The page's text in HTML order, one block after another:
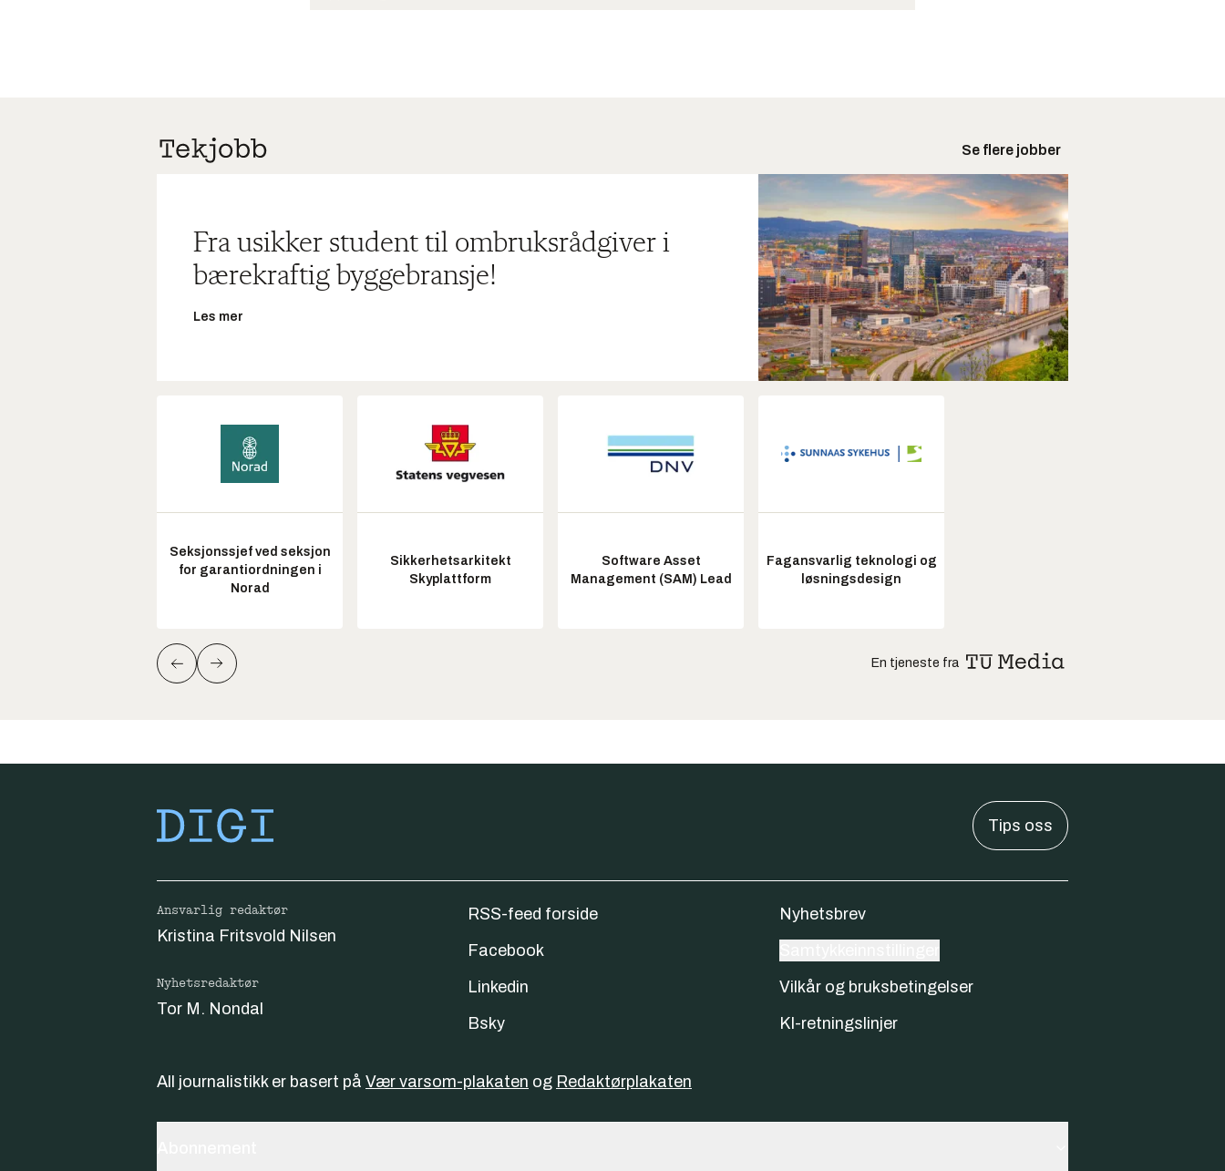
Se flere jobber
Fra usikker student til ombruksrådgiver i
bærekraftig byggebransje!
Les mer
Seksjonssjef ved seksjon
for garantiordningen i
Norad
Sikkerhetsarkitekt
Skyplattform
Software Asset
Management (SAM) Lead
Fagansvarlig teknologi og
løsningsdesign
En tjeneste fra
Tips oss
Ansvarlig redaktør
Kristina Fritsvold Nilsen
Nyhetsredaktør
Tor M. Nondal
RSS-feed forside
Facebook
Linkedin
Bsky
Nyhetsbrev
Vilkår og bruksbetingelser
KI-retningslinjer
All journalistikk er basert på Vær varsom-plakaten og Redaktørplakaten